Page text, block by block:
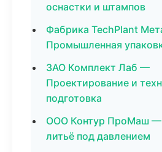
оснастки и штампов
Фабрика TechPlant
Промышленная
ЗАО Комплект Лаб —
Проектирование и
подготовка
ООО Контур ПроМаш —
литьё под давлением